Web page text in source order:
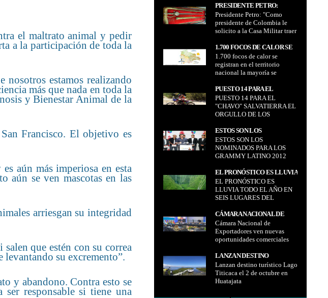
el maltrato animal y pedir
a la participación de toda la
nosotros estamos realizando
más que nada en toda la
y Bienestar Animal de la
Francisco. El objetivo es
aún más imperiosa en esta
aún se ven mascotas en las
arriesgan su integridad
que estén con su correa
levantando su excremento”.
y abandono. Contra esto se
responsable si tiene una
LEGISLATIVA
PRESIDENTE PETRO:
"COMO PRESIDENTE DE
COLOMBIA LE SOLICITO A
LA CASA MILITAR TRAER
UNA ORDEN DEL MANDATO
POPULAR Y DE ESTE
MANDATARIO"
Presidente Petro: "Como
presidente de Colombia le
solicito a la Casa Militar traer
orden del mandato popular y
de este mandatario"
1.700 FOCOS DE CALOR SE
REGISTRAN EN EL
TERRITORIO NACIONAL LA
MAYORÍA SE GENERAN EN
SANTA CRUZ DE ACUERDO A
SENAMHI
1.700 focos de calor se
registran en el territorio
nacional la mayoría se
de Santa Cruz de acuerdo a
SENAMHI
PUESTO 14 PARA EL
"CHAVO" SALVATIERRA EL
ORGULLO DE LOS
BOLIVIANOS
PUESTO 14 PARA EL
"CHAVO" SALVATIERRA EL
ORGULLO DE LOS
ESTOS SON LOS
NOMINADOS PARA LOS
GRAMMY LATINO 2012
ESTOS SON LOS
NOMINADOS PARA LOS
GRAMMY LATINO 2012
EL PRONÓSTICO ES LLUVIA
TODO EL AÑO EN SEIS
LUGARES DEL MUNDO
EL PRONÓSTICO ES
LLUVIA TODO EL AÑO EN
SEIS LUGARES DEL
CÁMARA NACIONAL DE
EXPORTADORES VEN
NUEVAS OPORTUNIDADES
COMERCIALES PARA
MERCOSUR
Cámara Nacional de
Exportadores ven nuevas
oportunidades comerciales
LANZAN DESTINO
TURÍSTICO LAGO
TITICACA EL 2 DE
OCTUBRE EN HUATAJATA
Lanzan destino turístico Lago
Titicaca el 2 de octubre en
Huatajata